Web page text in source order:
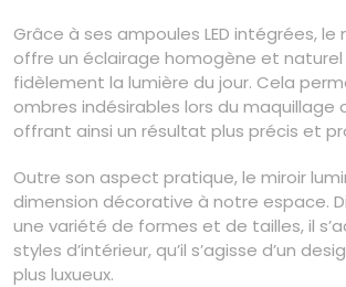
Grâce à ses ampoules LED intégrées, le
offre un éclairage homogène et
fidèlement la lumière du jour. Cela
ombres indésirables lors du maquillage
offrant ainsi un résultat plus précis et
Outre son aspect pratique, le miroir
dimension décorative à notre espace.
une variété de formes et de tailles, il
styles d’intérieur, qu’il s’agisse d’un
plus luxueux.